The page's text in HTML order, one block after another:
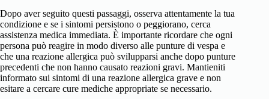
Dopo aver seguito questi passaggi, osserva attentamente la tua
condizione e se i sintomi persistono o peggiorano, cerca
assistenza medica immediata. È importante ricordare che ogni
persona può reagire in modo diverso alle punture di vespa e
che una reazione allergica può svilupparsi anche dopo punture
precedenti che non hanno causato reazioni gravi. Mantieniti
informato sui sintomi di una reazione allergica grave e non
esitare a cercare cure mediche appropriate se necessario.